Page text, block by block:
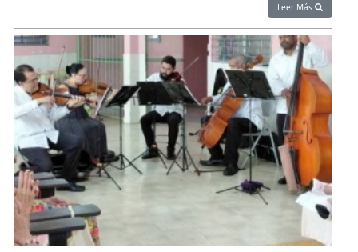
Leer Más